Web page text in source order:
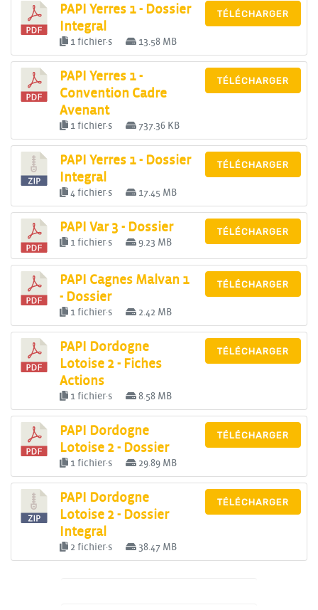
PAPI Yerres 1 - Dossier
Integral
1 fichier·s 13.58 MB
TÉLÉCHARGER
PAPI Yerres 1 -
Convention Cadre
Avenant
1 fichier·s 737.36 KB
TÉLÉCHARGER
PAPI Yerres 1 - Dossier
Integral
4 fichier·s 17.45 MB
TÉLÉCHARGER
PAPI Var 3 - Dossier
1 fichier·s 9.23 MB
TÉLÉCHARGER
PAPI Cagnes Malvan 1
- Dossier
1 fichier·s 2.42 MB
TÉLÉCHARGER
PAPI Dordogne
Lotoise 2 - Fiches
Actions
1 fichier·s 8.58 MB
TÉLÉCHARGER
PAPI Dordogne
Lotoise 2 - Dossier
1 fichier·s 29.89 MB
TÉLÉCHARGER
PAPI Dordogne
Lotoise 2 - Dossier
Integral
2 fichier·s 38.47 MB
TÉLÉCHARGER